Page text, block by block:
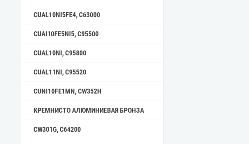
CUAL10NI5FE4, C63000
CUAI10FE5NI5, C95500
CUAL10NI, C95800
CUAL11NI, C95520
CUNI10FE1MN, CW352H
КРЕМНИСТО АЛЮМИНИЕВАЯ БРОНЗА
CW301G, C64200